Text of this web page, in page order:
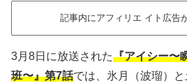
記事内にアフィリエ イト広告
3月8日に放送された『アイシー〜
班〜』第7話では、氷月（波瑠）